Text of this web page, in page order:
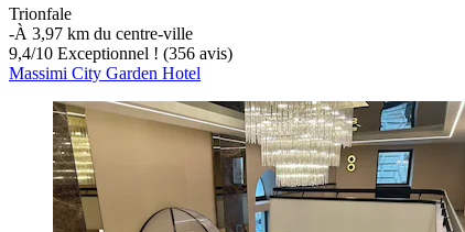
Trionfale
‐À 3,97 km du centre-ville
9,4/10 Exceptionnel ! (356 avis)
Massimi City Garden Hotel